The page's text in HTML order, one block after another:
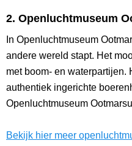
2. Openluchtmuseum
In Openluchtmuseum
andere wereld stapt. Het
met boom- en waterpartijen.
authentiek ingerichte
Openluchtmuseum
Bekijk hier meer